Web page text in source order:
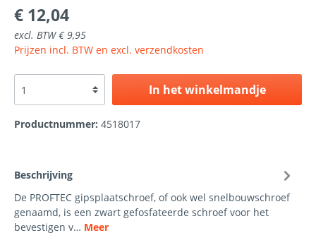
€ 12,04
excl. BTW € 9,95
Prijzen incl. BTW en excl. verzendkosten
In het winkelmandje
Productnummer: 4518017
Beschrijving
De PROFTEC gipsplaatschroef, of ook wel snelbouwschroef
genaamd, is een zwart gefosfateerde schroef voor het
bevestigen v… Meer